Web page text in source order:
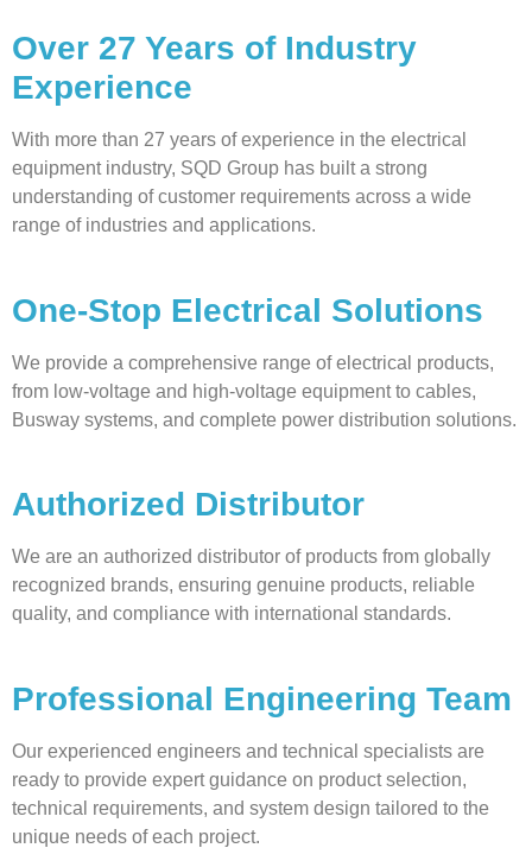
Over 27 Years of Industry
Experience
With more than 27 years of experience in the electrical
equipment industry, SQD Group has built a strong
understanding of customer requirements across a wide
range of industries and applications.
One-Stop Electrical Solutions
We provide a comprehensive range of electrical products,
from low-voltage and high-voltage equipment to cables,
Busway systems, and complete power distribution solutions.
Authorized Distributor
We are an authorized distributor of products from globally
recognized brands, ensuring genuine products, reliable
quality, and compliance with international standards.
Professional Engineering Team
Our experienced engineers and technical specialists are
ready to provide expert guidance on product selection,
technical requirements, and system design tailored to the
unique needs of each project.